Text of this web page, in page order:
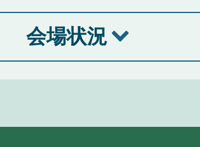
会場状況